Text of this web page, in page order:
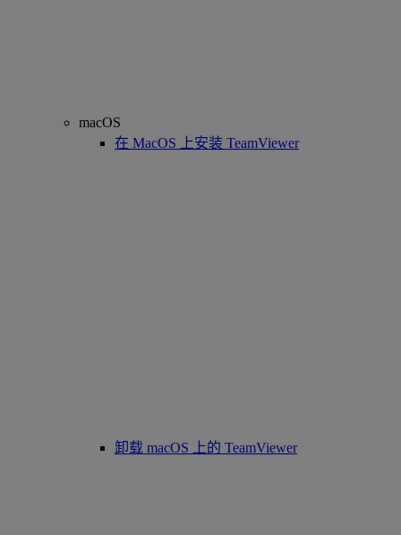
macOS
在 MacOS 上安装 TeamViewer
卸载 macOS 上的 TeamViewer